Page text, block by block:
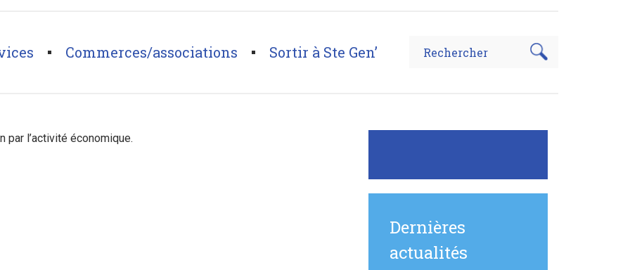
Commerces/associations Sortir à Ste Gen’
par l’activité économique.
Dernières
actualités